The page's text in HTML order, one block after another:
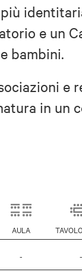
e un
bambini.
e
in un
AULA
- -